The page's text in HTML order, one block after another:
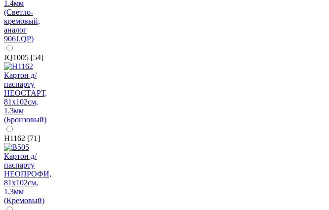
JQ1005 [54]
H1162 [71]